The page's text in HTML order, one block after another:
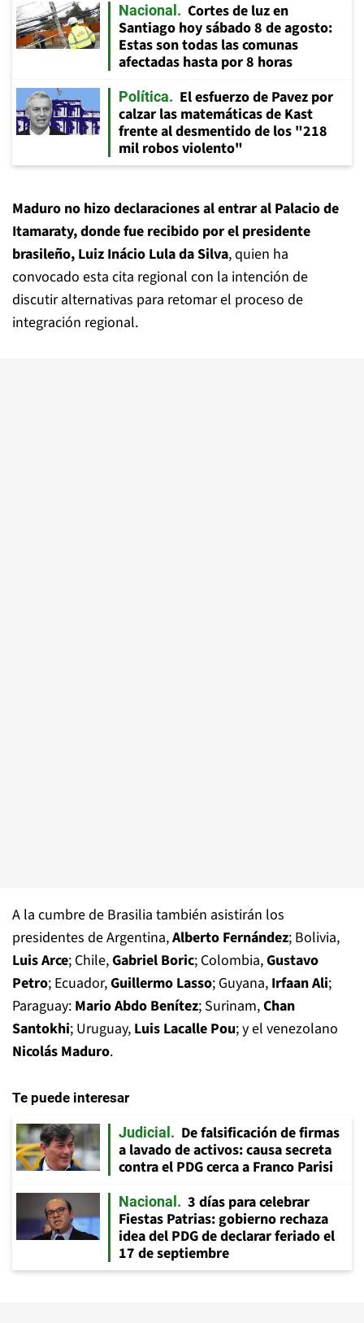
Nacional
Cortes de luz en
Santiago hoy sábado 8 de agosto:
Estas son todas las comunas
afectadas hasta por 8 horas
Política
El esfuerzo de Pavez por
calzar las matemáticas de Kast
frente al desmentido de los "218
mil robos violento"
Maduro no hizo declaraciones al entrar al Palacio de
Itamaraty, donde fue recibido por el presidente
brasileño, Luiz Inácio Lula da Silva, quien ha
convocado esta cita regional con la intención de
discutir alternativas para retomar el proceso de
integración regional.
A la cumbre de Brasilia también asistirán los
presidentes de Argentina,Alberto Fernández; Bolivia,
Luis Arce; Chile,Gabriel Boric; Colombia,Gustavo
Petro; Ecuador,Guillermo Lasso; Guyana, Irfaan Ali;
Paraguay: Mario Abdo Benítez; Surinam,Chan
Santokhi; Uruguay, Luis Lacalle Pou; y el venezolano
Nicolás Maduro.
Te puede interesar
Judicial
De falsificación de firmas
a lavado de activos: causa secreta
contra el PDG cerca a Franco Parisi
Nacional
3 días para celebrar
Fiestas Patrias: gobierno rechaza
idea del PDG de declarar feriado el
17 de septiembre